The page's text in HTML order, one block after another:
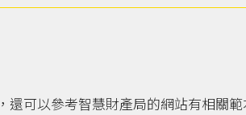
，還可以參考智慧財產局的網站有相關